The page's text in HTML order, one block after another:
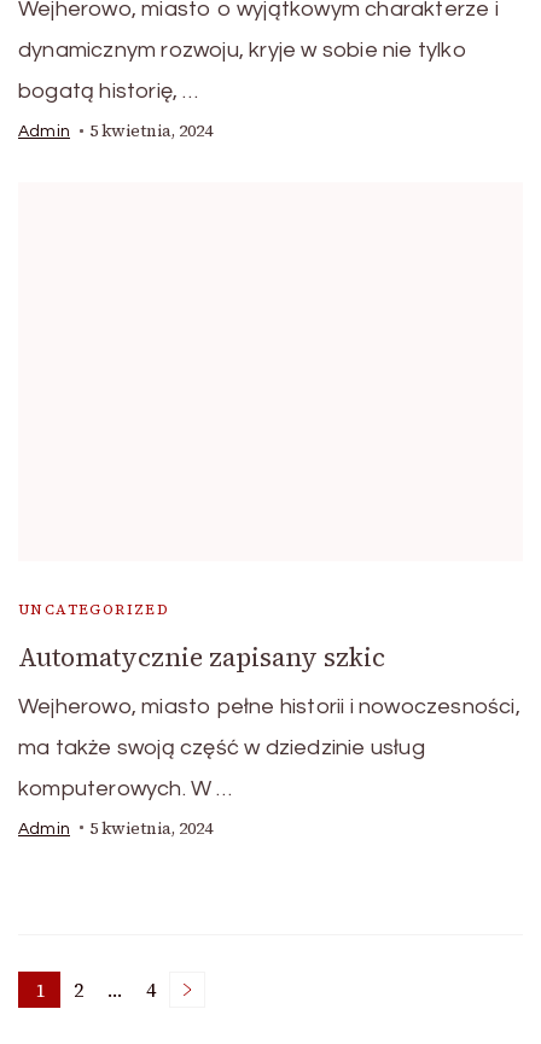
Wejherowo, miasto o wyjątkowym charakterze i
dynamicznym rozwoju, kryje w sobie nie tylko
bogatą historię, …
Admin 5 kwietnia, 2024
UNCATEGORIZED
Automatycznie zapisany szkic
Wejherowo, miasto pełne historii i nowoczesności,
ma także swoją część w dziedzinie usług
komputerowych. W …
Admin 5 kwietnia, 2024
Nawigacja
Strona
1 Strona
2 … Strona
4